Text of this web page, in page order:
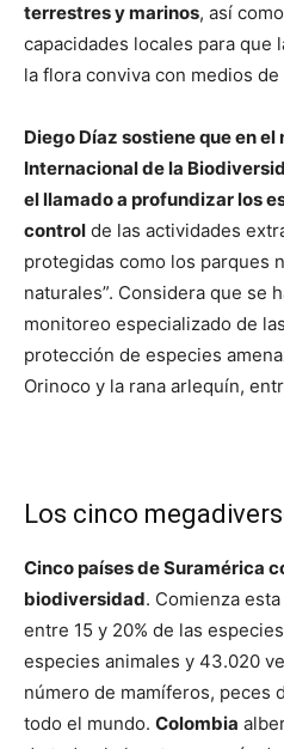
terrestres y marinos, así
capacidades locales para que
la flora conviva con medios
Diego Díaz sostiene que en el
Internacional de la
el llamado a profundizar los
control de las actividades
protegidas como los parques
naturales”. Considera que se
monitoreo especializado de
protección de especies
Orinoco y la rana arlequín,
Los cinco
Cinco países de Suramérica
biodiversidad. Comienza
entre 15 y 20% de las
especies animales y 43.020
número de mamíferos, peces
todo el mundo. Colombia